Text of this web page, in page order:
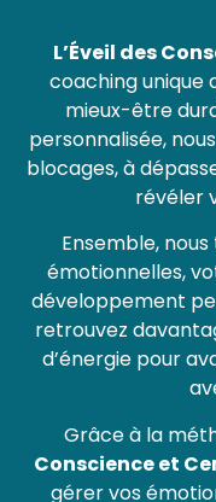
L’Éveil des
coachingunique
mieux-être
personnalisée,
blocages, à
révéler
Ensemble,
émotionnelles,
développement
retrouvez
d’énergie pour
Grâce à la
Conscience et
gérervos